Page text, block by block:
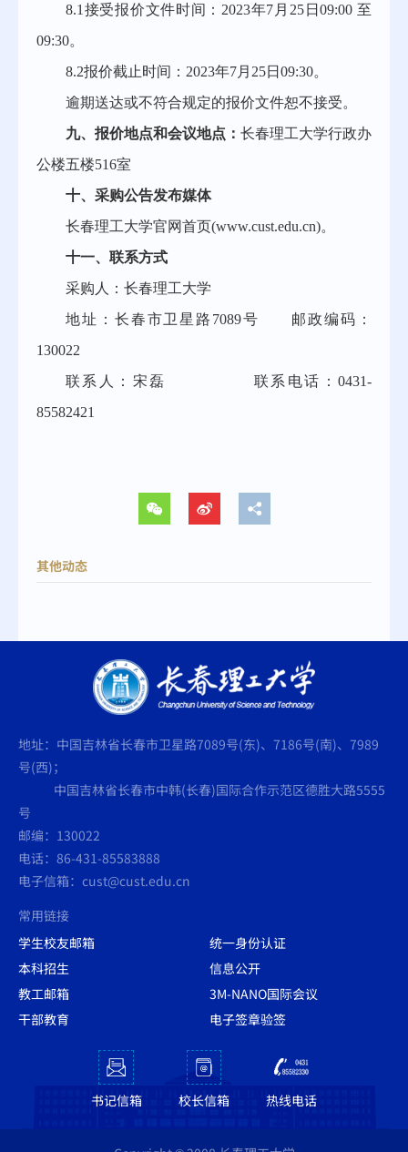
8.1接受报价文件时间： 2023年7 月 25日09:00 至
09:30。
8.2报价截止时间：2023年7月 25日 09:30。
逾期送达或不符合规定的报价文件恕不接受。
九、报价地点和会议地点： 长春理工大学行政办
公楼五楼516室
十、采购公告发布媒体
长春理工大学官网首页(www.cust.edu.cn)。
十一、联系方式
采购人：长春理工大学
地址：长春市卫星路 7089号 邮政编码：
130022
联系人： 宋磊 联系电话：0431-
85582421
其他动态
地址：中国吉林省长春市卫星路7089号(东)、7186号(南)、7989
号(西)；
中国吉林省长春市中韩(长春)国际合作示范区德胜大路5555
号
邮编：130022
电话：86-431-85583888
电子信箱：cust@cust.edu.cn
常用链接
学生校友邮箱
统一身份认证
本科招生
信息公开
教工邮箱
3M-NANO国际会议
干部教育
电子签章验签
书记信箱 校长信箱 热线电话